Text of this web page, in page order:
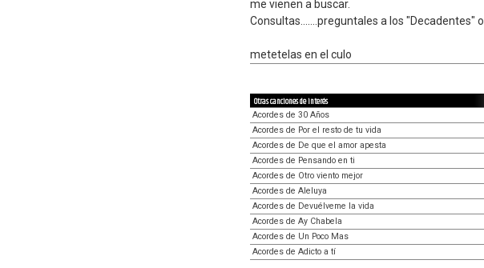
me vienen a buscar.
Consultas.......preguntales a los "Decadentes" o
metetelas en el culo
Otras canciones de interés
Acordes de 30 Años
Acordes de Por el resto de tu vida
Acordes de De que el amor apesta
Acordes de Pensando en ti
Acordes de Otro viento mejor
Acordes de Aleluya
Acordes de Devuélveme la vida
Acordes de Ay Chabela
Acordes de Un Poco Mas
Acordes de Adicto a tí